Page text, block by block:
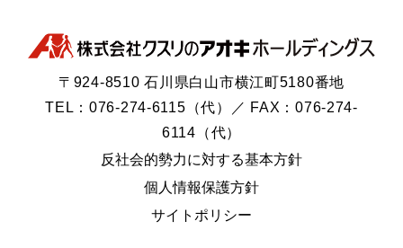
〒924-8510 石川県白山市横江町5180番地
TEL：076-274-6115（代）／ FAX：076-274-
6114（代）
反社会的勢力に対する基本方針
個人情報保護方針
サイトポリシー